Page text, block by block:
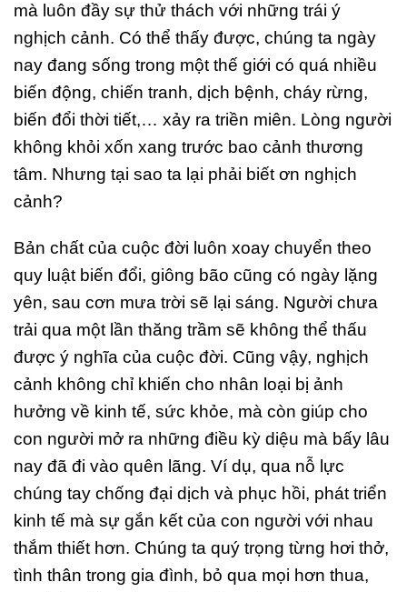
mà luôn đầy sự thử thách với những trái ý
nghịch cảnh. Có thể thấy được, chúng ta ngày
nay đang sống trong một thế giới có quá nhiều
biến động, chiến tranh, dịch bệnh, cháy rừng,
biến đổi thời tiết,… xảy ra triền miên. Lòng người
không khỏi xốn xang trước bao cảnh thương
tâm. Nhưng tại sao ta lại phải biết ơn nghịch
cảnh?
Bản chất của cuộc đời luôn xoay chuyển theo
quy luật biến đổi, giông bão cũng có ngày lặng
yên, sau cơn mưa trời sẽ lại sáng. Người chưa
trải qua một lần thăng trầm sẽ không thể thấu
được ý nghĩa của cuộc đời. Cũng vậy, nghịch
cảnh không chỉ khiến cho nhân loại bị ảnh
hưởng về kinh tế, sức khỏe, mà còn giúp cho
con người mở ra những điều kỳ diệu mà bấy lâu
nay đã đi vào quên lãng. Ví dụ, qua nỗ lực
chúng tay chống đại dịch và phục hồi, phát triển
kinh tế mà sự gắn kết của con người với nhau
thắm thiết hơn. Chúng ta quý trọng từng hơi thở,
tình thân trong gia đình, bỏ qua mọi hơn thua,